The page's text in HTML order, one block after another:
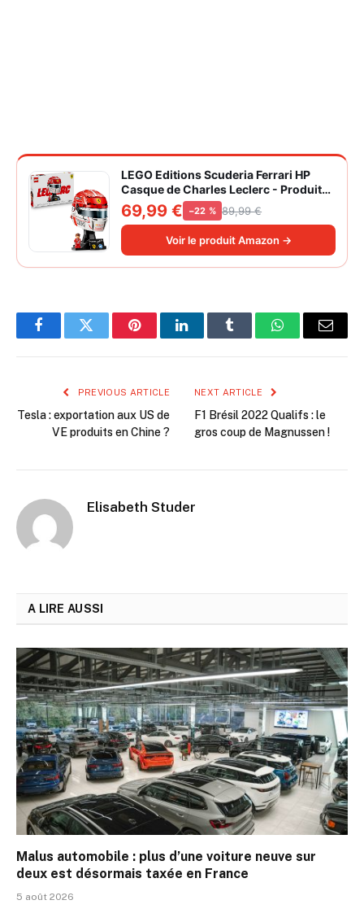
LEGO Editions Scuderia Ferrari HP
Casque de Charles Leclerc - Produit
F1 - Maquette avec Minifigurine
Collector - Décoration Intérieure -
Cadeau pour Garçon dès 14 ans et
Adulte Fan d'Automobile 43014
69,99 € −22 % 89,99 €
Voir le produit Amazon →
FacebookTwitter PinterestLinkedInTumblr WhatsAppEmail
PREVIOUS ARTICLE
Tesla : exportation aux US de
VE produits en Chine ?
NEXT ARTICLE
F1 Brésil 2022 Qualifs : le
gros coup de Magnussen !
Elisabeth Studer
A LIRE AUSSI
Malus automobile : plus d’une voiture neuve sur
deux est désormais taxée en France
5 août 2026